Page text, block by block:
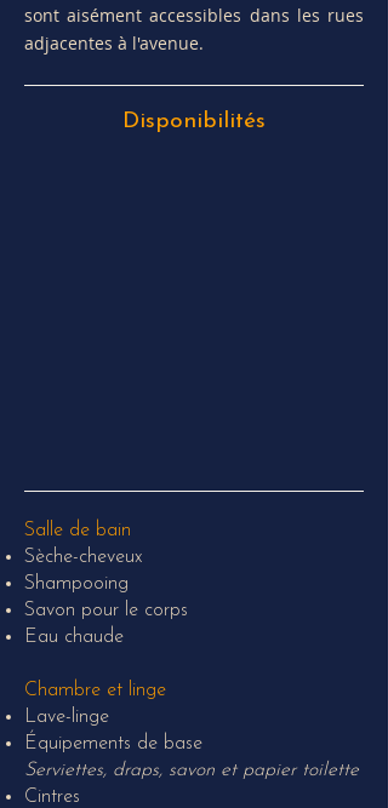
sont aisément accessibles dans les rues
adjacentes à l'avenue.
Disponibilités
Salle de bain
Sèche-cheveux
Shampooing
Savon pour le corps
Eau chaude
Chambre et linge
Lave-linge
Équipements de base
Serviettes, draps, savon et papier toilette
Cintres